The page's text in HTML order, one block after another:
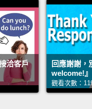
洽客戶
回應謝謝，
welcome!』
觀看次數：